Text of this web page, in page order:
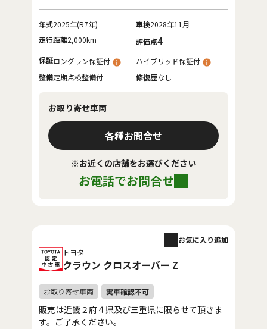
年式2025年(R7年) 車検2028年11月
走行距離2,000km 評価点4
保証ロングラン保証付
ハイブリッド保証付
整備定期点検整備付 修復歴なし
お取り寄せ車両
各種お問合せ
※お近くの店舗をお選びください
お電話でお問合せ
トヨタ
クラウン クロスオーバー Z
お気に入り追加
販売は近畿２府４県及び三重県に限らせて頂きま
す。ご了承ください。